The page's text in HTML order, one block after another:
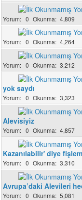
0 4,809
0 4,264
0 3,212
yok saydı
0 3,323
Alevisiyiz
0 4,857
Kazanılabilir' diye
0 3,310
Avrupa’daki Alevileri
0 5,081